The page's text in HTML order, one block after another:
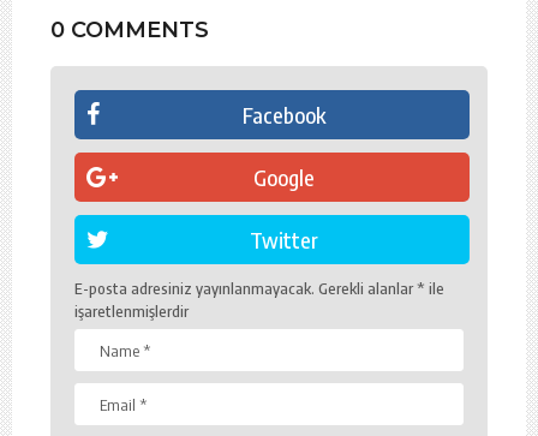
0 COMMENTS
Facebook
Google
Twitter
E-posta adresiniz yayınlanmayacak. Gerekli alanlar* ile
işaretlenmişlerdir